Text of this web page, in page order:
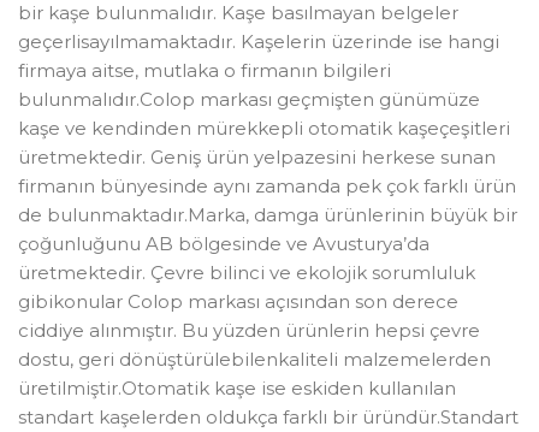
bir kaşe bulunmalıdır. Kaşe basılmayan belgeler
geçerlisayılmamaktadır. Kaşelerin üzerinde ise hangi
firmaya aitse, mutlaka o firmanın bilgileri
bulunmalıdır.Colop markası geçmişten günümüze
kaşe ve kendinden mürekkepli otomatik kaşeçeşitleri
üretmektedir. Geniş ürün yelpazesini herkese sunan
firmanın bünyesinde aynı zamanda pek çok farklı ürün
de bulunmaktadır.Marka, damga ürünlerinin büyük bir
çoğunluğunu AB bölgesinde ve Avusturya’da
üretmektedir. Çevre bilinci ve ekolojik sorumluluk
gibikonular Colop markası açısından son derece
ciddiye alınmıştır. Bu yüzden ürünlerin hepsi çevre
dostu, geri dönüştürülebilenkaliteli malzemelerden
üretilmiştir.Otomatik kaşe ise eskiden kullanılan
standart kaşelerden oldukça farklı bir üründür.Standart